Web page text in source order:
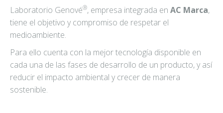
Laboratorio Genové®, empresa integrada en AC Marca,
tiene el objetivo y compromiso de respetar el
medioambiente.
Para ello cuenta con la mejor tecnología disponible en
cada una de las fases de desarrollo de un producto, y así
reducir el impacto ambiental y crecer de manera
sostenible.